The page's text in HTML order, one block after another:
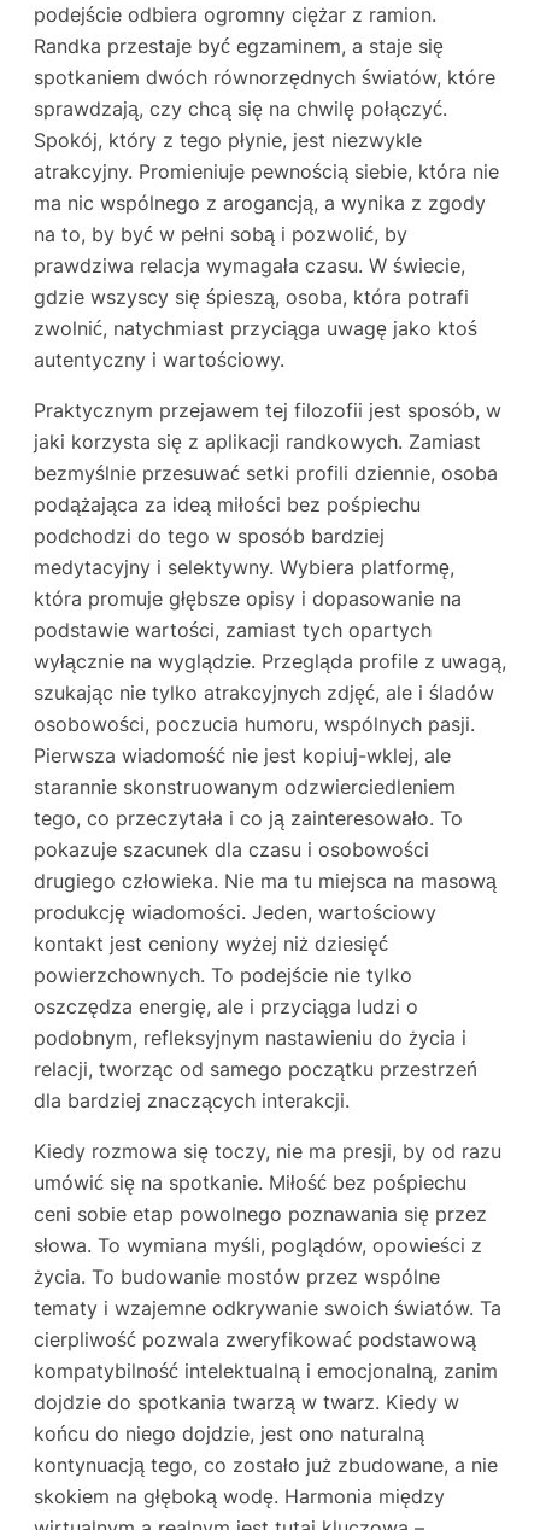
podejście odbiera ogromny ciężar z ramion.
Randka przestaje być egzaminem, a staje się
spotkaniem dwóch równorzędnych światów, które
sprawdzają, czy chcą się na chwilę połączyć.
Spokój, który z tego płynie, jest niezwykle
atrakcyjny. Promieniuje pewnością siebie, która nie
ma nic wspólnego z arogancją, a wynika z zgody
na to, by być w pełni sobą i pozwolić, by
prawdziwa relacja wymagała czasu. W świecie,
gdzie wszyscy się śpieszą, osoba, która potrafi
zwolnić, natychmiast przyciąga uwagę jako ktoś
autentyczny i wartościowy.
Praktycznym przejawem tej filozofii jest sposób, w
jaki korzysta się z aplikacji randkowych. Zamiast
bezmyślnie przesuwać setki profili dziennie, osoba
podążająca za ideą miłości bez pośpiechu
podchodzi do tego w sposób bardziej
medytacyjny i selektywny. Wybiera platformę,
która promuje głębsze opisy i dopasowanie na
podstawie wartości, zamiast tych opartych
wyłącznie na wyglądzie. Przegląda profile z uwagą,
szukając nie tylko atrakcyjnych zdjęć, ale i śladów
osobowości, poczucia humoru, wspólnych pasji.
Pierwsza wiadomość nie jest kopiuj-wklej, ale
starannie skonstruowanym odzwierciedleniem
tego, co przeczytała i co ją zainteresowało. To
pokazuje szacunek dla czasu i osobowości
drugiego człowieka. Nie ma tu miejsca na masową
produkcję wiadomości. Jeden, wartościowy
kontakt jest ceniony wyżej niż dziesięć
powierzchownych. To podejście nie tylko
oszczędza energię, ale i przyciąga ludzi o
podobnym, refleksyjnym nastawieniu do życia i
relacji, tworząc od samego początku przestrzeń
dla bardziej znaczących interakcji.
Kiedy rozmowa się toczy, nie ma presji, by od razu
umówić się na spotkanie. Miłość bez pośpiechu
ceni sobie etap powolnego poznawania się przez
słowa. To wymiana myśli, poglądów, opowieści z
życia. To budowanie mostów przez wspólne
tematy i wzajemne odkrywanie swoich światów. Ta
cierpliwość pozwala zweryfikować podstawową
kompatybilność intelektualną i emocjonalną, zanim
dojdzie do spotkania twarzą w twarz. Kiedy w
końcu do niego dojdzie, jest ono naturalną
kontynuacją tego, co zostało już zbudowane, a nie
skokiem na głęboką wodę. Harmonia między